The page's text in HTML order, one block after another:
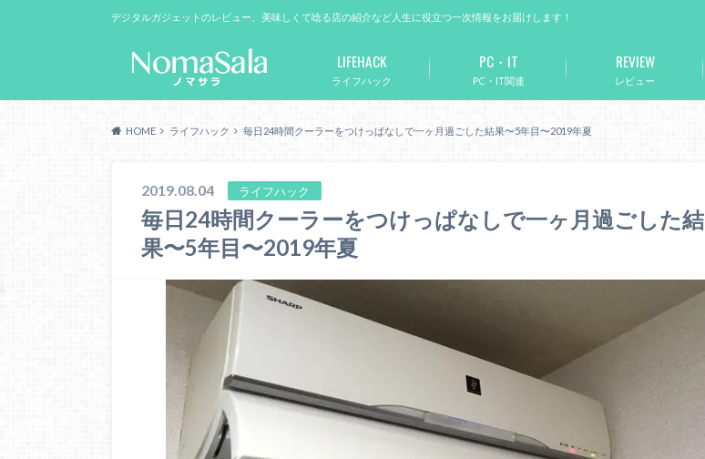
デジタルガジェットのレビュー、美味しくて唸る店の紹介など人生に役立つ一次情報をお届けします！
ライフハック
LIFEHACK
PC・IT関連
PC・IT
レビュー
REVIEW
HOME ライフハック 毎日24時間クーラーをつけっぱなしで一ヶ月過ごした結果〜5年目〜2019年夏
2019.08.04 ライフハック
毎日24時間クーラーをつけっぱなしで一ヶ月過ごした結
果〜5年目〜2019年夏